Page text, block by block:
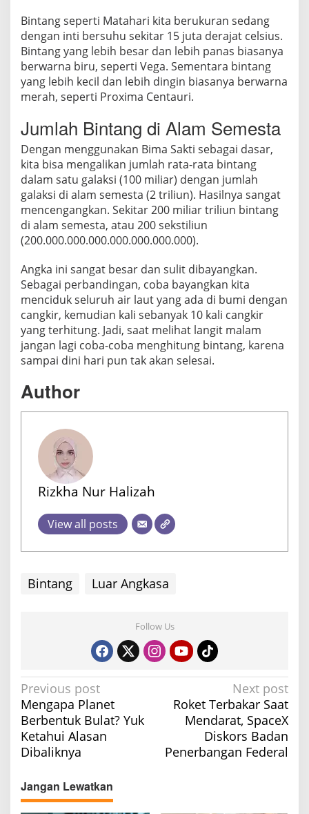
Bintang seperti Matahari kita berukuran sedang
dengan inti bersuhu sekitar 15 juta derajat celsius.
Bintang yang lebih besar dan lebih panas biasanya
berwarna biru, seperti Vega. Sementara bintang
yang lebih kecil dan lebih dingin biasanya berwarna
merah, seperti Proxima Centauri.
Jumlah Bintang di Alam Semesta
Dengan menggunakan Bima Sakti sebagai dasar,
kita bisa mengalikan jumlah rata-rata bintang
dalam satu galaksi (100 miliar) dengan jumlah
galaksi di alam semesta (2 triliun). Hasilnya sangat
mencengangkan. Sekitar 200 miliar triliun bintang
di alam semesta, atau 200 sekstiliun
(200.000.000.000.000.000.000.000).
Angka ini sangat besar dan sulit dibayangkan.
Sebagai perbandingan, coba bayangkan kita
menciduk seluruh air laut yang ada di bumi dengan
cangkir, kemudian kali sebanyak 10 kali cangkir
yang terhitung. Jadi, saat melihat langit malam
jangan lagi coba-coba menghitung bintang, karena
sampai dini hari pun tak akan selesai.
Author
Rizkha Nur Halizah
View all posts
Bintang Luar Angkasa
Follow Us
P
o
s
t
a
v
Previous post
Mengapa Planet
Berbentuk Bulat? Yuk
Ketahui Alasan
Dibaliknya
Next post
Roket Terbakar Saat
Mendarat, SpaceX
Diskors Badan
Penerbangan Federal
Jangan Lewatkan